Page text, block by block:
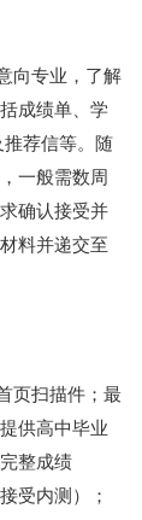
向专业，了解
成绩单、学
推荐信等。随
一般需数周
确认接受并
料并递交至
页扫描件；最
供高中毕业
整成绩
受内测）；